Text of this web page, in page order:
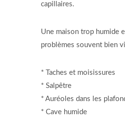
capillaires.
Une maison trop humide
problèmes souvent bien
* Taches et moisissures
* Salpêtre
* Auréoles dans les
* Cave humide